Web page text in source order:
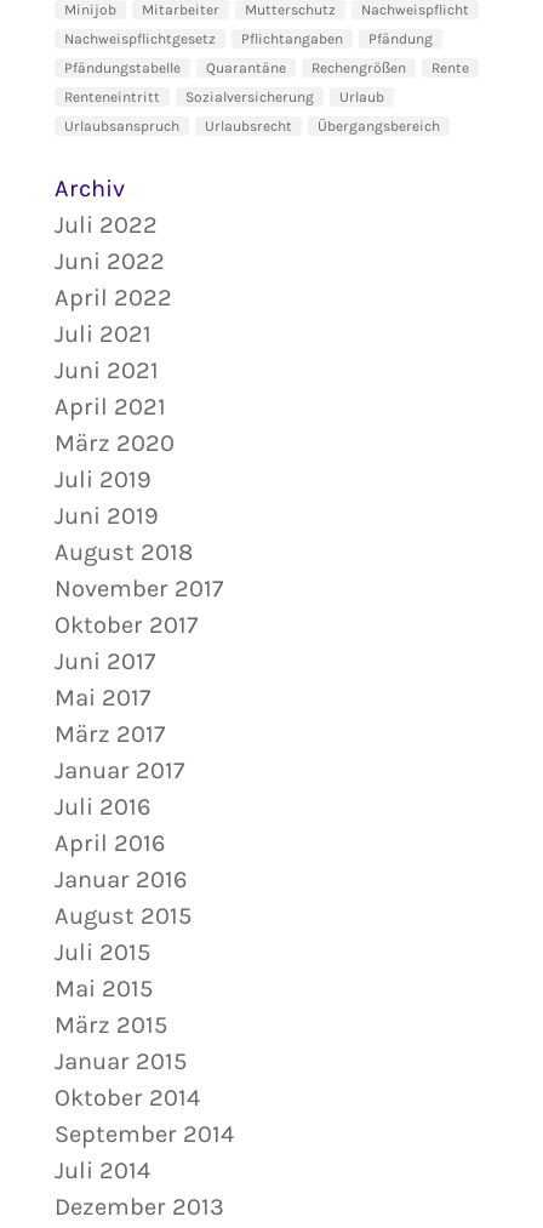
Minijob
Mitarbeiter Mutterschutz
Nachweispflicht
Nachweispflichtgesetz
Pflichtangaben
Pfändung
Pfändungstabelle
Quarantäne Rechengrößen
Rente
Renteneintritt
Sozialversicherung
Urlaub
Urlaubsanspruch
Urlaubsrecht Übergangsbereich
Archiv
Juli 2022
Juni 2022
April 2022
Juli 2021
Juni 2021
April 2021
März 2020
Juli 2019
Juni 2019
August 2018
November 2017
Oktober 2017
Juni 2017
Mai 2017
März 2017
Januar 2017
Juli 2016
April 2016
Januar 2016
August 2015
Juli 2015
Mai 2015
März 2015
Januar 2015
Oktober 2014
September 2014
Juli 2014
Dezember 2013